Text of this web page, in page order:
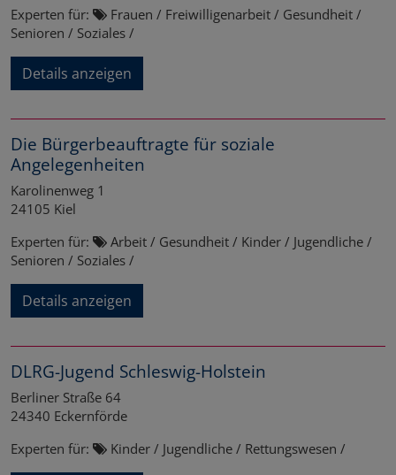
Experten für:
Frauen / Freiwilligenarbeit / Gesundheit /
Senioren / Soziales /
Details anzeigen
Die Bürgerbeauftragte für soziale
Angelegenheiten
Karolinenweg 1
24105 Kiel
Experten für:
Arbeit / Gesundheit / Kinder / Jugendliche /
Senioren / Soziales /
Details anzeigen
DLRG-Jugend Schleswig-Holstein
Berliner Straße 64
24340 Eckernförde
Experten für:
Kinder / Jugendliche / Rettungswesen /